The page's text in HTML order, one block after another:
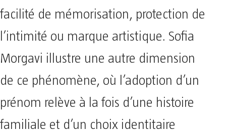
facilité de mémorisation, protection de
l’intimité ou marque artistique. Sofia
Morgavi illustre une autre dimension
de ce phénomène, où l’adoption d’un
prénom relève à la fois d’une histoire
familiale et d’un choix identitaire